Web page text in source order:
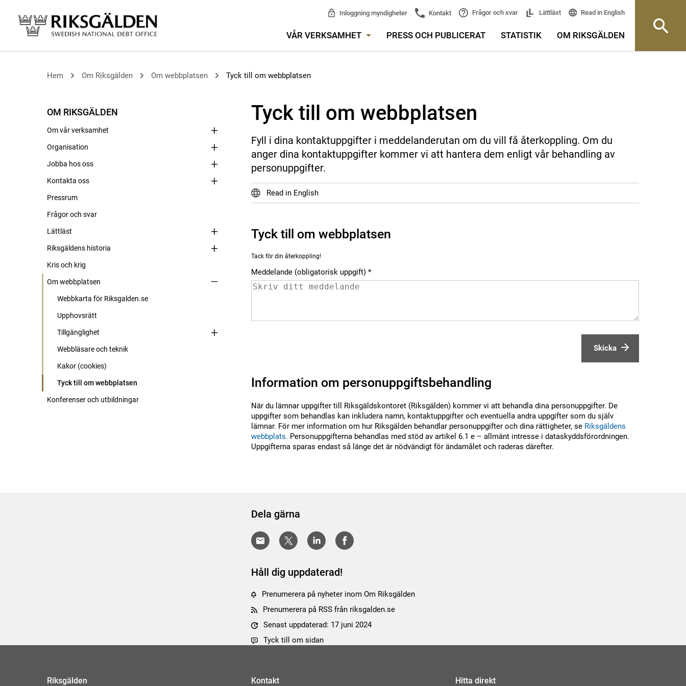
Inloggning myndigheter Kontakt Frågor och svar Lättläst Read in English
VÅR VERKSAMHET PRESS OCH PUBLICERAT STATISTIK OM RIKSGÄLDEN
Hem Om Riksgälden Om webbplatsen Tyck till om webbplatsen
OM RIKSGÄLDEN
Om vår verksamhet
Organisation
Jobba hos oss
Kontakta oss
Pressrum
Frågor och svar
Lättläst
Riksgäldens historia
Kris och krig
Om webbplatsen
Webbkarta för Riksgalden.se
Upphovsrätt
Tillgänglighet
Webbläsare och teknik
Kakor (cookies)
Tyck till om webbplatsen
Konferenser och utbildningar
Tyck till om webbplatsen
Fyll i dina kontaktuppgifter i meddelanderutan om du vill få återkoppling. Om du
anger dina kontaktuppgifter kommer vi att hantera dem enligt vår behandling av
personuppgifter.
Read in English
Tyck till om webbplatsen
Tack för din återkoppling!
Meddelande (obligatorisk uppgift)
Skicka
Information om personuppgiftsbehandling
När du lämnar uppgifter till Riksgäldskontoret (Riksgälden) kommer vi att behandla dina personuppgifter. De
uppgifter som behandlas kan inkludera namn, kontaktuppgifter och eventuella andra uppgifter som du själv
lämnar. För mer information om hur Riksgälden behandlar personuppgifter och dina rättigheter, se Riksgäldens
webbplats. Personuppgifterna behandlas med stöd av artikel 6.1 e – allmänt intresse i dataskyddsförordningen.
Uppgifterna sparas endast så länge det är nödvändigt för ändamålet och raderas därefter.
Dela gärna
Håll dig uppdaterad!
Prenumerera på nyheter inom Om Riksgälden
Prenumerera på RSS från riksgalden.se
Senast uppdaterad: 17 juni 2024
Tyck till om sidan
Riksgälden Kontakt Hitta direkt